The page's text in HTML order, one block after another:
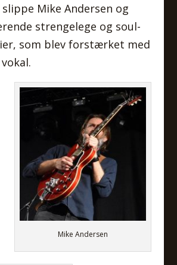
Mike Andersen og
strengelege og soul-
som blev forstærket med
Mike Andersen